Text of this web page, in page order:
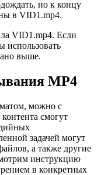
но к концу
в VID1.mp4.
VID1.mp4. Если
использовать
выше.
MP4
можно с
смогут
задачей могут
а также другие
инструкцию
в конкретных